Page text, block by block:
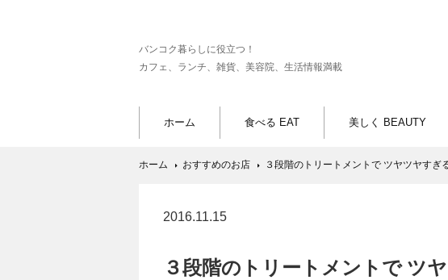
バンコク暮らしに役立つ！
カフェ、ランチ、雑貨、美容院、生活情報満載
ホーム 食べる EAT 美しく BEAUTY
ホーム おすすめのお店 ３段階のトリートメントで ツヤツヤすぎ
2016.11.15
３段階のトリートメントで ツ